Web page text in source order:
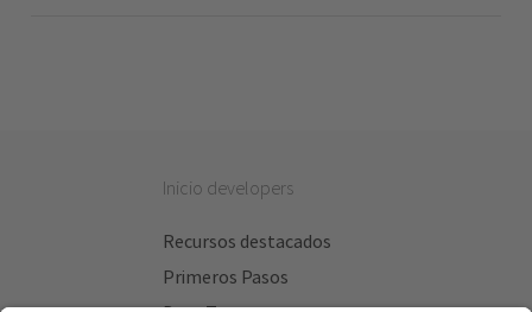
Inicio developers
Recursos destacados
Primeros Pasos